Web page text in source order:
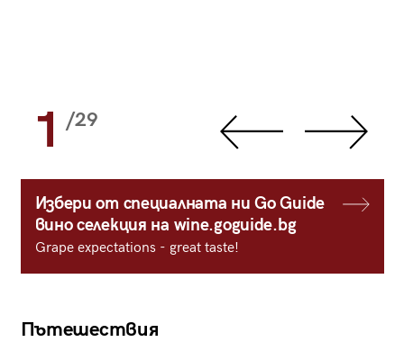
1 /29
Избери от специалната ни Go Guide
вино селекция на wine.goguide.bg
Grape expectations - great taste!
Пътешествия